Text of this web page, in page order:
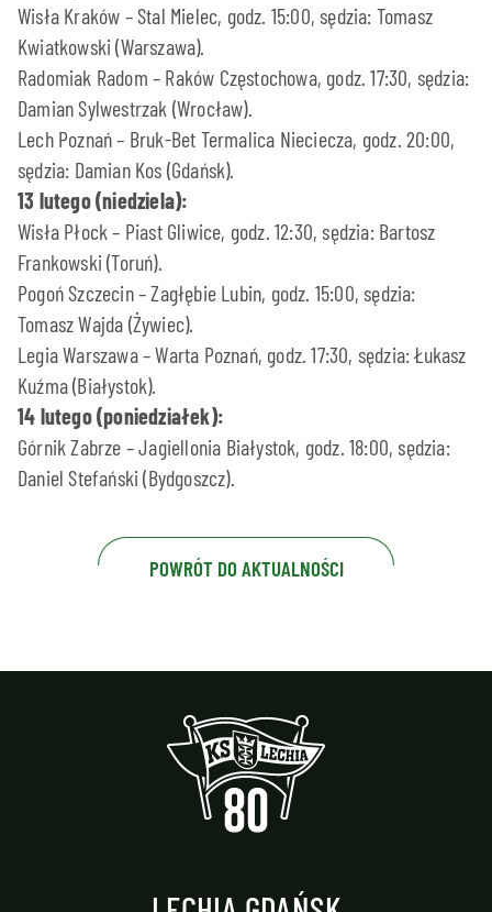
Wisła Kraków – Stal Mielec, godz. 15:00, sędzia: Tomasz
Kwiatkowski (Warszawa).
Radomiak Radom – Raków Częstochowa, godz. 17:30, sędzia:
Damian Sylwestrzak (Wrocław).
Lech Poznań – Bruk-Bet Termalica Nieciecza, godz. 20:00,
sędzia: Damian Kos (Gdańsk).
13 lutego (niedziela):
Wisła Płock – Piast Gliwice, godz. 12:30, sędzia: Bartosz
Frankowski (Toruń).
Pogoń Szczecin – Zagłębie Lubin, godz. 15:00, sędzia:
Tomasz Wajda (Żywiec).
Legia Warszawa – Warta Poznań, godz. 17:30, sędzia: Łukasz
Kuźma (Białystok).
14 lutego (poniedziałek):
Górnik Zabrze – Jagiellonia Białystok, godz. 18:00, sędzia:
Daniel Stefański (Bydgoszcz).
POWRÓT DO AKTUALNOŚCI